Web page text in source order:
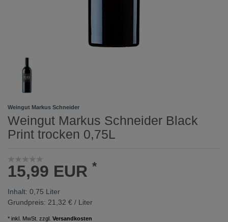
Weingut Markus Schneider
Weingut Markus Schneider Black
Print trocken 0,75L
15,99 EUR *
Inhalt: 0,75 Liter
Grundpreis: 21,32 € / Liter
* inkl. MwSt. zzgl. Versandkosten